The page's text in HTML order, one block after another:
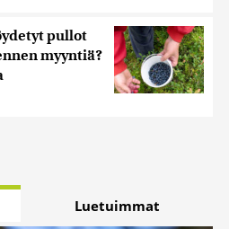
pullot
myyntiä?
Luetuimmat